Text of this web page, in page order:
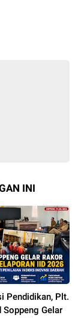
INI
Pendidikan, Plt.
Soppeng Gelar